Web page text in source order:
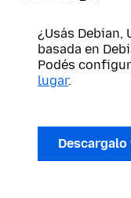
¿Usás
basada en
Podés
lugar.
Descargalo